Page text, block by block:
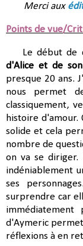
Merci aux
Points de vue/
Le début de
d'Alice et de
presque 20 ans.
nous permet
classiquement,
histoire d'amour.
solide et cela
nombre de
on va se
indéniablement
ses
surprendre car
d'Aymeric
réflexions à en